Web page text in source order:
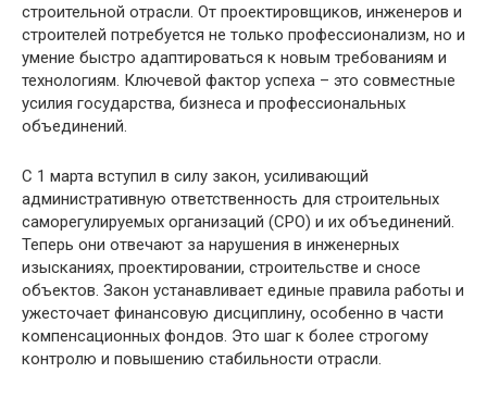
строительной отрасли. От проектировщиков, инженеров и
строителей потребуется не только профессионализм, но и
умение быстро адаптироваться к новым требованиям и
технологиям. Ключевой фактор успеха – это совместные
усилия государства, бизнеса и профессиональных
объединений.
С 1 марта вступил в силу закон, усиливающий
административную ответственность для строительных
саморегулируемых организаций (СРО) и их объединений.
Теперь они отвечают за нарушения в инженерных
изысканиях, проектировании, строительстве и сносе
объектов. Закон устанавливает единые правила работы и
ужесточает финансовую дисциплину, особенно в части
компенсационных фондов. Это шаг к более строгому
контролю и повышению стабильности отрасли.